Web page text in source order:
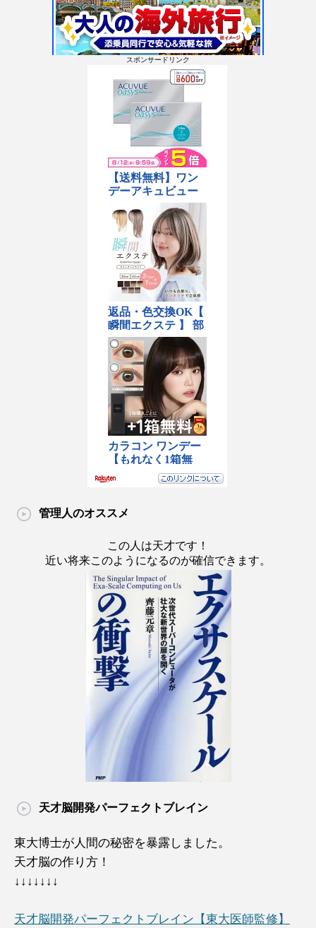
スポンサードリンク
管理人のオススメ
この人は天才です！
近い将来このようになるのが確信できます。
天才脳開発パーフェクトブレイン
東大博士が人間の秘密を暴露しました。
天才脳の作り方！
↓↓↓↓↓↓↓
天才脳開発パーフェクトブレイン【東大医師監修】